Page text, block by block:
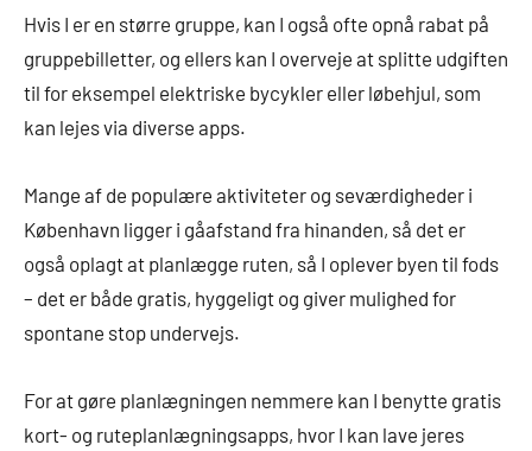
Hvis I er en større gruppe, kan I også ofte opnå rabat på
gruppebilletter, og ellers kan I overveje at splitte udgiften
til for eksempel elektriske bycykler eller løbehjul, som
kan lejes via diverse apps.
Mange af de populære aktiviteter og seværdigheder i
København ligger i gåafstand fra hinanden, så det er
også oplagt at planlægge ruten, så I oplever byen til fods
– det er både gratis, hyggeligt og giver mulighed for
spontane stop undervejs.
For at gøre planlægningen nemmere kan I benytte gratis
kort- og ruteplanlægningsapps, hvor I kan lave jeres